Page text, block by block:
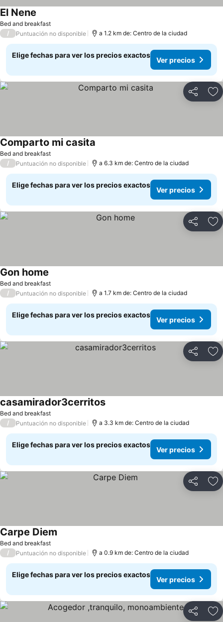
Bed and breakfast
El Nene
/ Puntuación no disponible a 1.2 km de: Centro de la ciudad
Elige fechas para ver los precios exactos
Ver precios
Compartir
Bed and breakfast
Comparto mi casita
/ Puntuación no disponible a 6.3 km de: Centro de la ciudad
Elige fechas para ver los precios exactos
Ver precios
Compartir
Bed and breakfast
Gon home
/ Puntuación no disponible a 1.7 km de: Centro de la ciudad
Elige fechas para ver los precios exactos
Ver precios
Compartir
Bed and breakfast
casamirador3cerritosVer precios
/ Puntuación no disponible a 3.3 km de: Centro de la ciudad
Elige fechas para ver los precios exactos
Ver precios
Compartir
Bed and breakfast
Carpe Diem
/ Puntuación no disponible a 0.9 km de: Centro de la ciudad
Elige fechas para ver los precios exactos
Ver precios
Compartir